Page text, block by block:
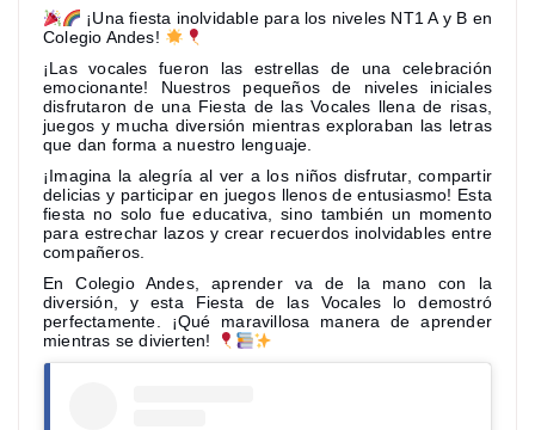
¡Una fiesta inolvidable para los niveles NT1 A y B en
Colegio Andes!
¡Las vocales fueron las estrellas de una celebración
emocionante! Nuestros pequeños de niveles iniciales
disfrutaron de una Fiesta de las Vocales llena de risas,
juegos y mucha diversión mientras exploraban las letras
que dan forma a nuestro lenguaje.
¡Imagina la alegría al ver a los niños disfrutar, compartir
delicias y participar en juegos llenos de entusiasmo! Esta
fiesta no solo fue educativa, sino también un momento
para estrechar lazos y crear recuerdos inolvidables entre
compañeros.
En Colegio Andes, aprender va de la mano con la
diversión, y esta Fiesta de las Vocales lo demostró
perfectamente. ¡Qué maravillosa manera de aprender
mientras se divierten!